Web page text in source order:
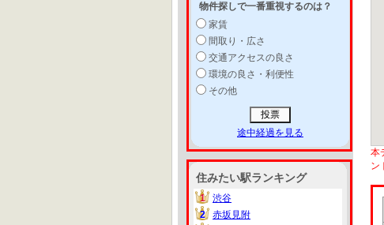
物件探しで一番重視するのは？
家賃
間取り・広さ
交通アクセスの良さ
環境の良さ・利便性
その他
途中経過を見る
住みたい駅ランキング
1
1
渋谷
2
2
赤坂見附
本
ン